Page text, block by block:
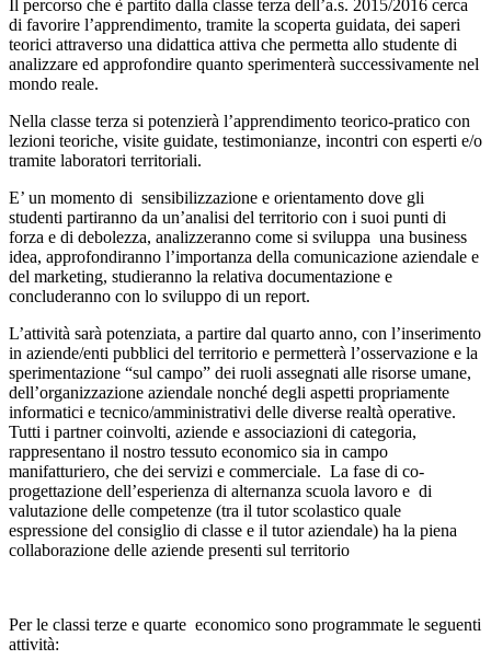
Il percorso che è partito dalla classe terza dell’a.s. 2015/2016 cerca
di favorire l’apprendimento, tramite la scoperta guidata, dei saperi
teorici attraverso una didattica attiva che permetta allo studente di
analizzare ed approfondire quanto sperimenterà successivamente nel
mondo reale.
Nella classe terza si potenzierà l’apprendimento teorico-pratico con
lezioni teoriche, visite guidate, testimonianze, incontri con esperti e/o
tramite laboratori territoriali.
E’ un momento di sensibilizzazione e orientamento dove gli
studenti partiranno da un’analisi del territorio con i suoi punti di
forza e di debolezza, analizzeranno come si sviluppa una business
idea, approfondiranno l’importanza della comunicazione aziendale e
del marketing, studieranno la relativa documentazione e
concluderanno con lo sviluppo di un report.
L’attività sarà potenziata, a partire dal quarto anno, con l’inserimento
in aziende/enti pubblici del territorio e permetterà l’osservazione e la
sperimentazione “sul campo” dei ruoli assegnati alle risorse umane,
dell’organizzazione aziendale nonché degli aspetti propriamente
informatici e tecnico/amministrativi delle diverse realtà operative.
Tutti i partner coinvolti, aziende e associazioni di categoria,
rappresentano il nostro tessuto economico sia in campo
manifatturiero, che dei servizi e commerciale. La fase di co-
progettazione dell’esperienza di alternanza scuola lavoro e di
valutazione delle competenze (tra il tutor scolastico quale
espressione del consiglio di classe e il tutor aziendale) ha la piena
collaborazione delle aziende presenti sul territorio
Per le classi terze e quarte economico sono programmate le seguenti
attività: